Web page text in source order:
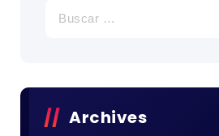
Archives